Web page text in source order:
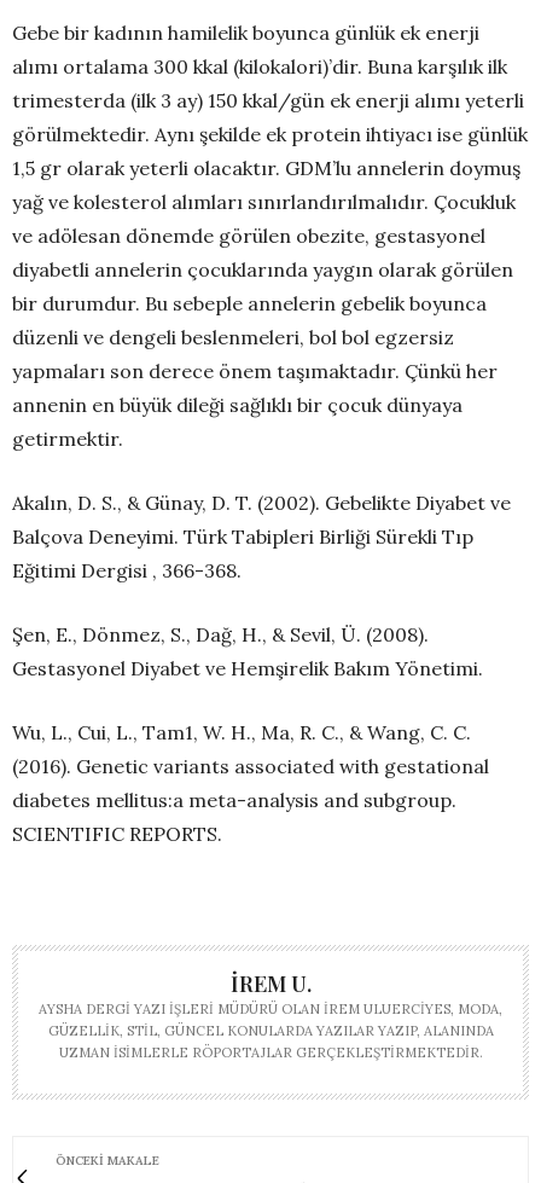
Gebe bir kadının hamilelik boyunca günlük ek enerji
alımı ortalama 300 kkal (kilokalori)’dir. Buna karşılık ilk
trimesterda (ilk 3 ay) 150 kkal/gün ek enerji alımı yeterli
görülmektedir. Aynı şekilde ek protein ihtiyacı ise günlük
1,5 gr olarak yeterli olacaktır. GDM’lu annelerin doymuş
yağ ve kolesterol alımları sınırlandırılmalıdır. Çocukluk
ve adölesan dönemde görülen obezite, gestasyonel
diyabetli annelerin çocuklarında yaygın olarak görülen
bir durumdur. Bu sebeple annelerin gebelik boyunca
düzenli ve dengeli beslenmeleri, bol bol egzersiz
yapmaları son derece önem taşımaktadır. Çünkü her
annenin en büyük dileği sağlıklı bir çocuk dünyaya
getirmektir.
Akalın, D. S., & Günay, D. T. (2002). Gebelikte Diyabet ve
Balçova Deneyimi. Türk Tabipleri Birliği Sürekli Tıp
Eğitimi Dergisi , 366-368.
Şen, E., Dönmez, S., Dağ, H., & Sevil, Ü. (2008).
Gestasyonel Diyabet ve Hemşirelik Bakım Yönetimi.
Wu, L., Cui, L., Tam1, W. H., Ma, R. C., & Wang, C. C.
(2016). Genetic variants associated with gestational
diabetes mellitus:a meta-analysis and subgroup.
SCIENTIFIC REPORTS.
İREM U.
AYSHA DERGI YAZI İŞLERI MÜDÜRÜ OLAN İREM ULUERCIYES, MODA,
GÜZELLIK, STIL, GÜNCEL KONULARDA YAZILAR YAZIP, ALANINDA
UZMAN ISIMLERLE RÖPORTAJLAR GERÇEKLEŞTIRMEKTEDIR.
ÖNCEKI MAKALE